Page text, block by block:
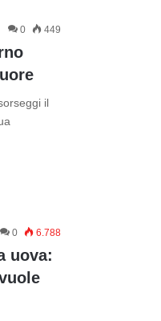
0 449
il
0 6.788
uova: